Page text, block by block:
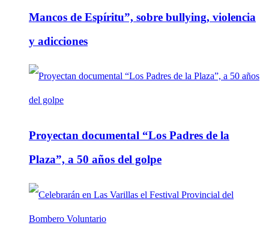
Mancos de Espíritu”, sobre bullying, violencia
y adicciones
Proyectan documental “Los Padres de la
Plaza”, a 50 años del golpe